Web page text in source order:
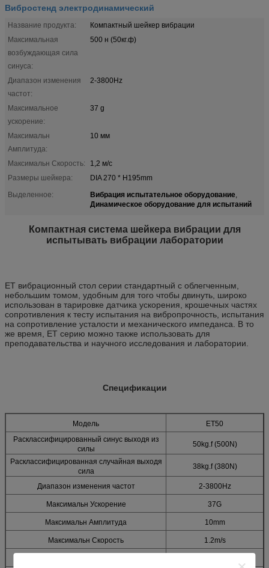
Вибростенд электродинамический
Название продукта:
Компактный шейкер вибрации
Максимальная
возбуждающая сила
синуса:
500 н (50кг.ф)
Диапазон изменения
частот:
2-3800Hz
Максимальное
ускорение:
37 g
Максимальн
Амплитуда:
10 мм
Максимальн Скорость:
1,2 м/с
Размеры шейкера:
DIA 270 * H195mm
Выделенное:
Вибрация испытательное оборудование,
Динамическое оборудование для испытаний
Компактная система шейкера вибрации для
испытывать вибрации лаборатории
ET вибрационный стол серии стандартный с облегченным,
небольшим томом, удобным для того чтобы двинуть, широко
использован в тарировке датчика ускорения, крошечных частях
сопротивления к тесту испытания на вибропрочность, испытания
на сопротивление усталости и механического импеданса. В то
же время, ET серию можно также использовать для
преподавательства и научного исследования и лаборатории.
Спецификации
Модель
ET50
Расклассифицированный синус выходя из
силы
50kg.f (500N)
Расклассифицированная случайная выходя
сила
38kg.f (380N)
Диапазон изменения частот 2-3800Hz
Максимальн Ускорение 37G
Максимальн Амплитуда 10mm
Максимальн Скорость 1.2m/s